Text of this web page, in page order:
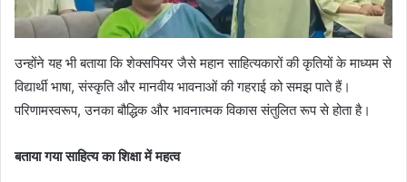
उन्होंने यह भी बताया कि शेक्सपियर जैसे महान साहित्यकारों की कृतियों के माध्यम से
विद्यार्थी भाषा, संस्कृति और मानवीय भावनाओं की गहराई को समझ पाते हैं।
परिणामस्वरूप, उनका बौद्धिक और भावनात्मक विकास संतुलित रूप से होता है।
बताया गया साहित्य का शिक्षा में महत्व